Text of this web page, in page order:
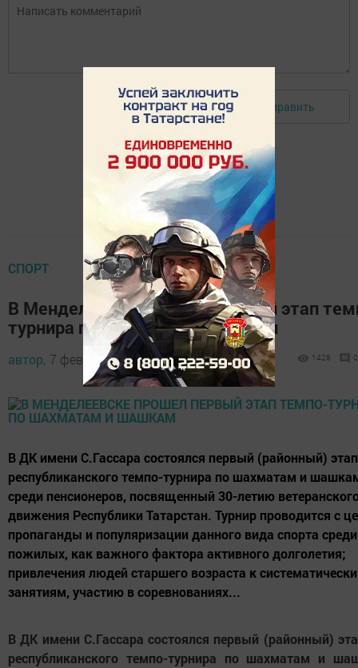
Авторизоваться Отправить
СПОРТ
В Менделеевске прошел первый этап
турнира по шахматам и шашкам
автор, 7 февраля 2017 - 12:11 1428 0
В ДК имени С.Гассара состоялся первый (районный)
республиканского темпо-турнира по шахматам и
среди пенсионеров, посвященный 30-летию
движения Республики Татарстан. Турнир проводится с
пропаганды и популяризации данного вида спорта среди
пожилых, как важного фактора активного долголетия;
привлечения людей старшего возраста к
занятиям, участию в соревнованиях...
В ДК имени С.Гассара состоялся первый (районный)
республиканского темпо-турнира по шахматам и